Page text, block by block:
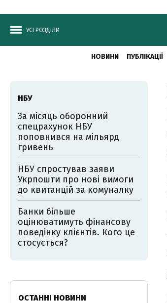
УСІ РОЗДІЛИ
НОВИНИ ПУБЛІКАЦІЇ
НБУ
За місяць оборонний
спецрахунок НБУ
поповнився на мільярд
гривень
НБУ спростував заяви
Укрпошти про нові вимоги
до квитанцій за комуналку
Банки більше
оцінюватимуть фінансову
поведінку клієнтів. Кого це
стосується?
ОСТАННІ НОВИНИ